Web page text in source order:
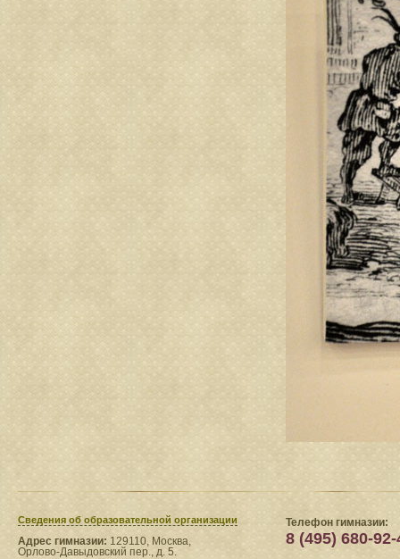
Сведения​ об образовательной организации
Адрес гимназии: 129110, Москва,
Орлово-Давыдовский пер., д. 5.
Телефон гимназии:
8 (495) 680-92-